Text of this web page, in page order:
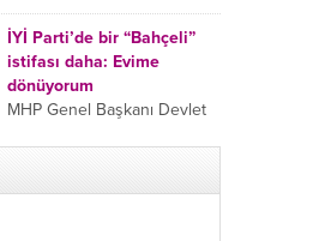
10 yaşındaki kızının “Anne
lütfen...
takip ettiği babasının trans
bireyin evine girdiği gören
cani, babasını vücudunun
çeşitli yerlerinden
bıçaklayarak öldürdü.
İYİ Parti’de bir “Bahçeli”
istifası daha: Evime
dönüyorum
MHP Genel Başkanı Devlet